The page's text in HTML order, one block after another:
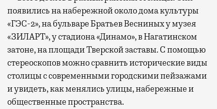
появились на набережной около дома культуры
«ГЭС-2», на бульваре Братьев Весниных у музея
«ЗИЛАРТ», у стадиона «Динамо», в Нагатинском
затоне, на площади Тверской заставы. С помощью
стереоскопов можно сравнить исторические виды
столицы с современными городскими пейзажами
и увидеть, как менялись улицы, набережные и
общественные пространства.